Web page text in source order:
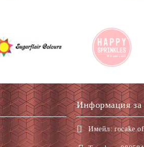
Информация за
Имейл: